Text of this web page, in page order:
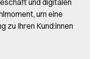
um eine
zu Ihren Kund:innen